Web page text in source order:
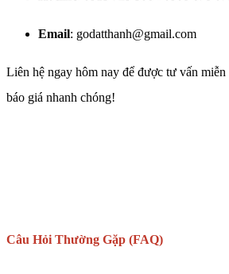
Email: godatthanh@gmail.com
Liên hệ ngay hôm nay để được tư vấn miễn
báo giá nhanh chóng!
Câu Hỏi Thường Gặp (FAQ)